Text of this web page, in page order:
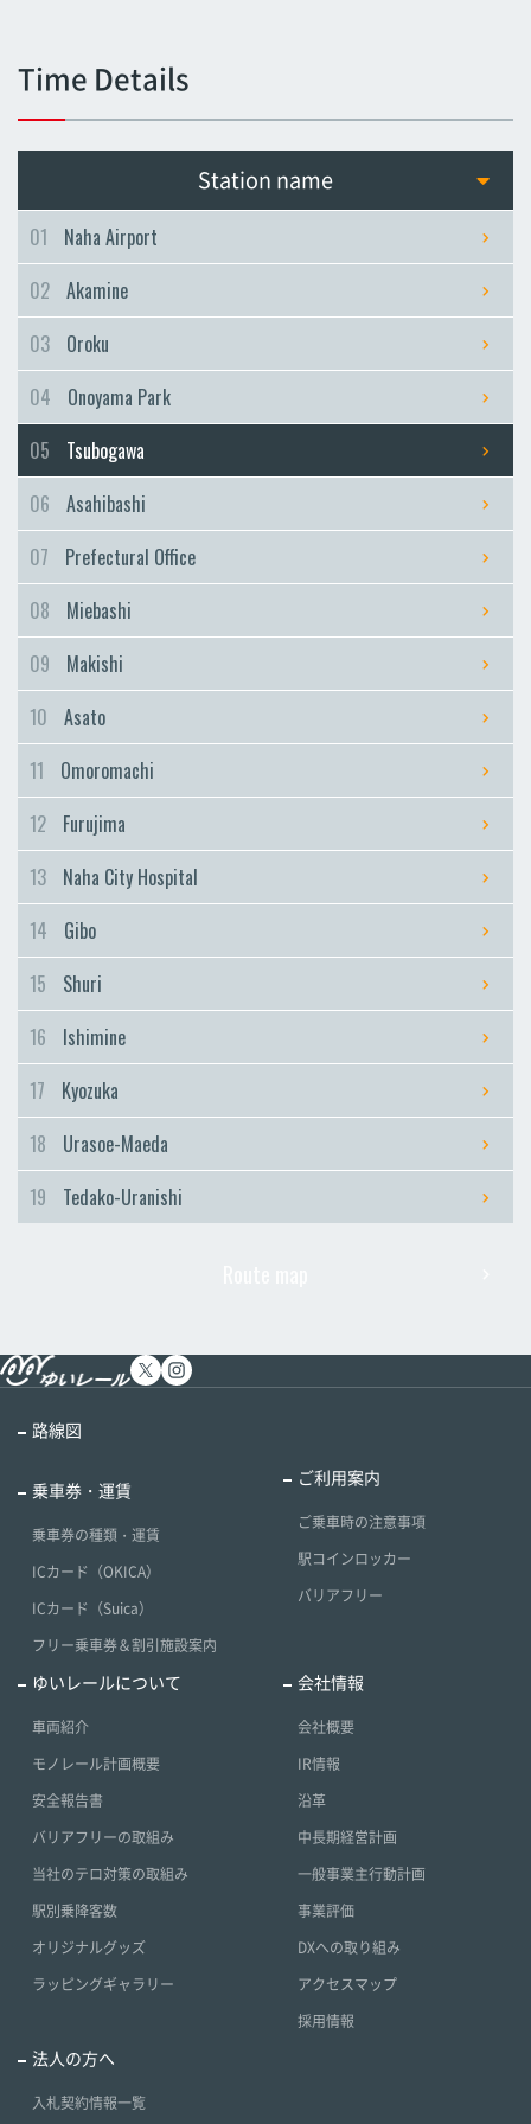
Asato
Naha City Hospital
Ishimine
Tedako-Uranishi
Asahibashi
Prefectural Office
Miebashi
Omoromachi
Gibo
Kyozuka
Time Details
Station name
01
Naha Airport
02 Akamine
03
Oroku
04
Onoyama Park
05
Tsubogawa
06
Asahibashi
07
Prefectural Office
08
Miebashi
09
Makishi
10
Asato
11
Omoromachi
12
Furujima
13
Naha City Hospital
14
Gibo
15
Shuri
16
Ishimine
17
Kyozuka
18
Urasoe-Maeda
19
Tedako-Uranishi
路線図
乗車券・運賃
乗車券の種類・運賃
ICカード（OKICA）
ICカード（Suica）
フリー乗車券＆割引施設案内
ご利用案内
ご乗車時の注意事項
駅コインロッカー
バリアフリー
ゆいレールについて
車両紹介
モノレール計画概要
安全報告書
バリアフリーの取組み
当社のテロ対策の取組み
駅別乗降客数
オリジナルグッズ
ラッピングギャラリー
会社情報
会社概要
IR情報
沿革
中長期経営計画
一般事業主行動計画
事業評価
DXへの取り組み
アクセスマップ
採用情報
法人の方へ
入札契約情報一覧